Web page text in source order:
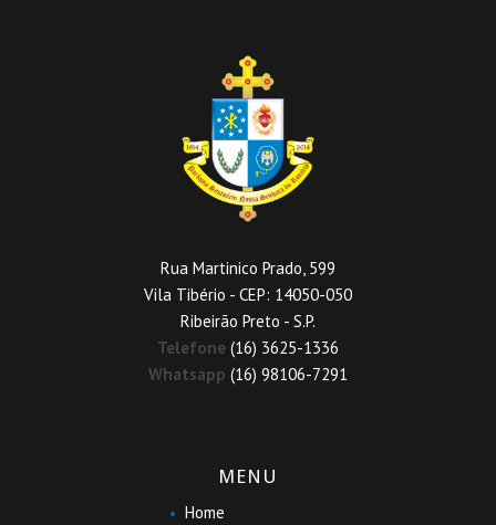
Rua Martinico Prado, 599
Vila Tibério - CEP: 14050-050
Ribeirão Preto - S.P.
Telefone (16) 3625-1336
Whatsapp (16) 98106-7291
MENU
Home